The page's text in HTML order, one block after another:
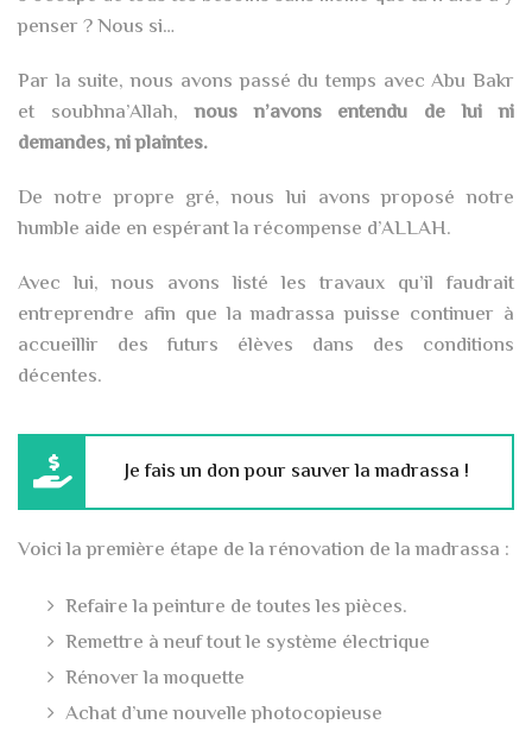
penser ? Nous si…
Par la suite, nous avons passé du temps avec Abu Bakr
et soubhna’Allah,nous n’avons entendu de lui ni
demandes, ni plaintes.
De notre propre gré, nous lui avons proposé notre
humble aide en espérant la récompense d’ALLAH.
Avec lui, nous avons listé les travaux qu’il faudrait
entreprendre afin que la madrassa puisse continuer à
accueillir des futurs élèves dans des conditions
décentes.
Je fais un don pour sauver la madrassa !
Voici la première étape de la rénovation de la madrassa :
Refaire la peinture de toutes les pièces.
Remettre à neuf tout le système électrique
Rénover la moquette
Achat d’une nouvelle photocopieuse